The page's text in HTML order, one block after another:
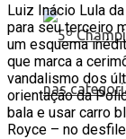
Luiz Inácio Lula
para seu terceiro
um esquema
que marca a
vandalismo dos
orientação da
bala e usar carro
Royce – no